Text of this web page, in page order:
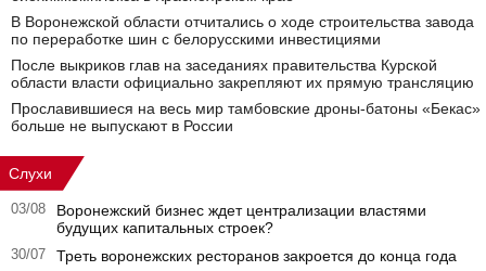
В Воронежской области отчитались о ходе строительства завода
по переработке шин с белорусскими инвестициями
После выкриков глав на заседаниях правительства Курской
области власти официально закрепляют их прямую трансляцию
Прославившиеся на весь мир тамбовские дроны-батоны «Бекас»
больше не выпускают в России
Слухи
03/08
Воронежский бизнес ждет централизации властями
будущих капитальных строек?
30/07 Треть воронежских ресторанов закроется до конца года